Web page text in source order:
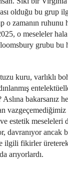
olduğu bu grup
o zamanın ruhunu
o meseleler hala
grubu bu
kuru, varlıklı
bakarsanız
estetik meseleleri
davranıyor ancak
ilgili fikirler
arıyorlardı.